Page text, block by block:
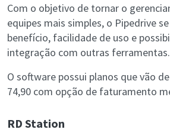
Com o objetivo de tornar o
equipes mais simples, o Pipedrive
benefício, facilidade de uso e
integração com outras ferramentas.
O software possui planos que vão de
74,90 com opção de faturamento
RD Station